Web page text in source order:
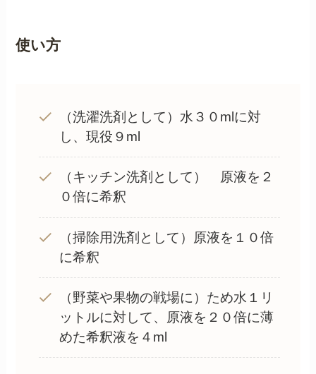
使い方
（洗濯洗剤として）水３０mlに対
し、現役９ml
（キッチン洗剤として） 原液を２
０倍に希釈
（掃除用洗剤として）原液を１０倍
に希釈
（野菜や果物の戦場に）ため水１リ
ットルに対して、原液を２０倍に薄
めた希釈液を４ml